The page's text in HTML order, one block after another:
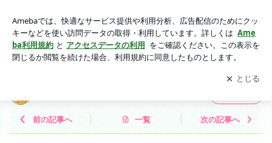
科とゆかいな仲間たち
アプリをダウンロードして ブログの更新通知
を受け取りまし
ょう。
開く
前の記事へ 一覧 次の記事へ